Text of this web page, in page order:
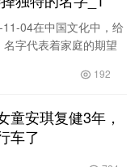
04在中国文化中，给
字代表着家庭的期望
不同的、有意义的名
192
童安琪复健3年，
车了